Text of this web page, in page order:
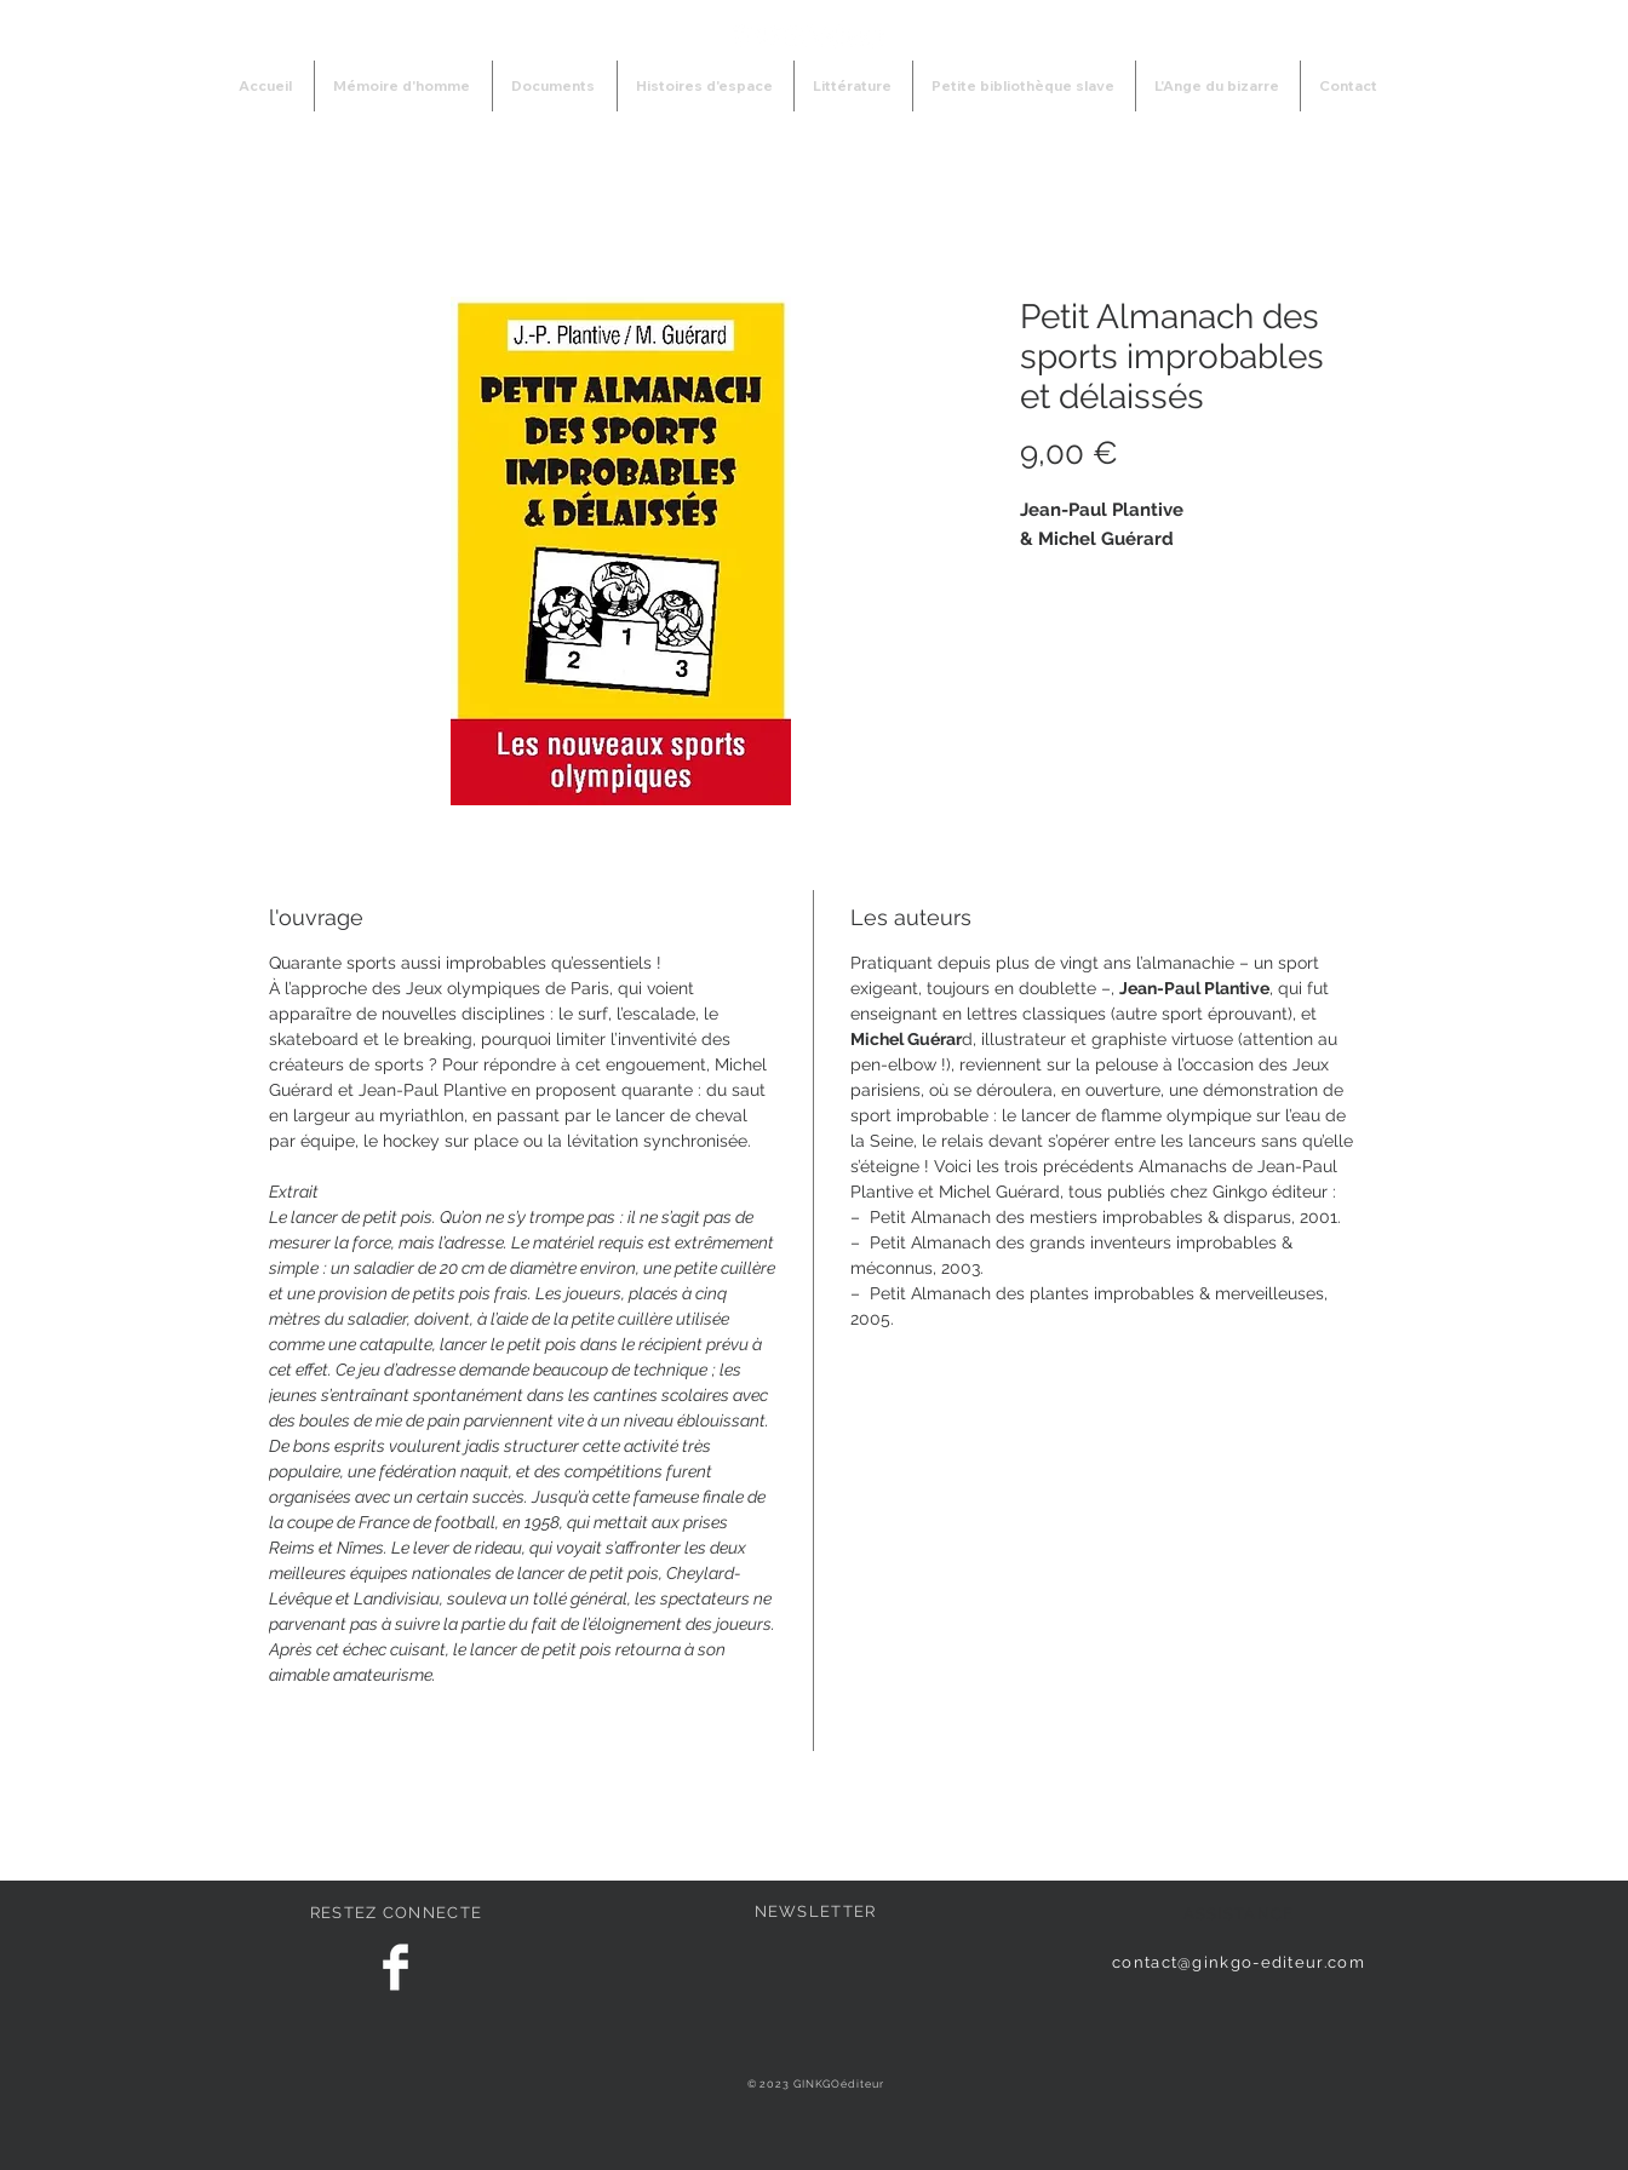
Accueil Mémoire d'homme Documents Histoires d'espace Littérature Petite bibliothèque slave L'Ange du bizarre Contact
Petit Almanach des
sports improbables
et délaissés
9,00 €
Jean-Paul Plantive
& Michel Guérard
l'ouvrage
Quarante sports aussi improbables qu’essentiels !
À l’approche des Jeux olympiques de Paris, qui voient
apparaître de nouvelles disciplines : le surf, l’escalade, le
skateboard et le breaking, pourquoi limiter l’inventivité des
créateurs de sports ? Pour répondre à cet engoue­ment, Michel
Guérard et Jean-Paul Plantive en proposent quarante : du saut
en largeur au myriathlon, en passant par le lancer de cheval
par équipe, le hockey sur place ou la lévitation synchronisée.
Extrait
Le lancer de petit pois. Qu’on ne s’y trompe pas : il ne s’agit pas de
mesurer la force, mais l’adresse. Le matériel requis est extrêmement
simple : un saladier de 20 cm de diamètre environ, une petite cuillère
et une provision de petits pois frais. Les joueurs, placés à cinq
mètres du saladier, doivent, à l’aide de la petite cuillère utilisée
comme une catapulte, lancer le petit pois dans le récipient prévu à
cet effet. Ce jeu d’adresse demande beaucoup de technique ; les
jeunes s’entraînant spontanément dans les cantines scolaires avec
des boules de mie de pain parviennent vite à un niveau éblouissant.
De bons esprits voulurent jadis structurer cette activité très
populaire, une fédération naquit, et des compétitions furent
organisées avec un certain succès. Jusqu’à cette fameuse finale de
la coupe de France de football, en 1958, qui mettait aux prises
Reims et Nîmes. Le lever de rideau, qui voyait s’affronter les deux
meilleures équipes nationales de lancer de petit pois, Cheylard­
Lévêque et Landivisiau, souleva un tollé général, les spectateurs ne
parvenant pas à suivre la partie du fait de l’éloignement des joueurs.
Après cet échec cuisant, le lancer de petit pois retourna à son
aimable amateurisme.
Les auteurs
Pratiquant depuis plus de vingt ans l’almanachie – un sport
exigeant, toujours en doublette –, Jean-Paul Plantive, qui fut
enseignant en lettres classiques (autre sport éprouvant), et
Michel Guérard, illustrateur et graphiste virtuose (attention au
pen-elbow !), reviennent sur la pelouse à l’occasion des Jeux
parisiens, où se déroulera, en ouverture, une démonstration de
sport improbable : le lancer de flamme olympique sur l’eau de
la Seine, le relais devant s’opérer entre les lanceurs sans qu’elle
s’éteigne ! Voici les trois précédents Almanachs de Jean-Paul
Plantive et Michel Guérard, tous publiés chez Ginkgo éditeur :
– Petit Almanach des mestiers improbables & disparus, 2001.
– Petit Almanach des grands inventeurs improbables &
méconnus, 2003.
– Petit Almanach des plantes improbables & merveilleuses,
2005.
RESTEZ CONNECTE NEWSLETTER
contact@ginkgo-editeur.com
© 2023 GINKGOéditeur